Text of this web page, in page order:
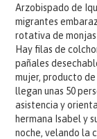
Arzobispado de
migrantes
rotativa de
Hay filas de
pañales
mujer, producto
llegan unas 50
asistencia y
hermana Isabel y
noche, velando la